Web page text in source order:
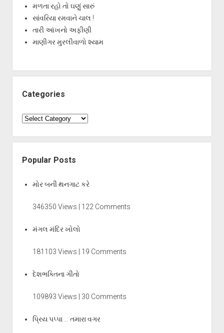
મળતા રહો તો ઘણું સારું
સાંવરિયા રમવાને ચાલ !
તારી આંખનો અફીણી
માણીગર મુરલીવાળો શ્યામ
Categories
Categories
Popular Posts
મોર બની થનગાટ કરે
346350 Views | 122 Comments
મંગલ મંદિર ખોલો
181103 Views | 19 Comments
દેશભક્તિના ગીતો
109893 Views | 30 Comments
પ્રિય પપ્પા … તમારા વગર